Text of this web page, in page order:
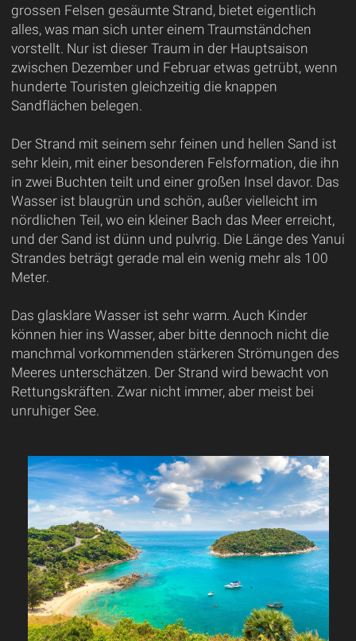
grossen Felsen gesäumte Strand, bietet eigentlich
alles, was man sich unter einem Traumständchen
vorstellt. Nur ist dieser Traum in der Hauptsaison
zwischen Dezember und Februar etwas getrübt, wenn
hunderte Touristen gleichzeitig die knappen
Sandflächen belegen.
Der Strand mit seinem sehr feinen und hellen Sand ist
sehr klein, mit einer besonderen Felsformation, die ihn
in zwei Buchten teilt und einer großen Insel davor. Das
Wasser ist blaugrün und schön, außer vielleicht im
nördlichen Teil, wo ein kleiner Bach das Meer erreicht,
und der Sand ist dünn und pulvrig. Die Länge des Yanui
Strandes beträgt gerade mal ein wenig mehr als 100
Meter.
Das glasklare Wasser ist sehr warm. Auch Kinder
können hier ins Wasser, aber bitte dennoch nicht die
manchmal vorkommenden stärkeren Strömungen des
Meeres unterschätzen. Der Strand wird bewacht von
Rettungskräften. Zwar nicht immer, aber meist bei
unruhiger See.